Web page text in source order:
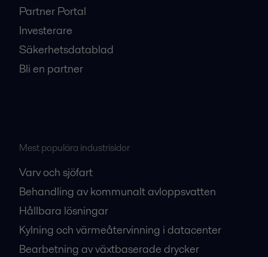
Partner Portal
Investerare
Säkerhetsdatablad
Bli en partner
Mest populära industrisidor
Varv och sjöfart
Behandling av kommunalt avloppsvatten
Hållbara lösningar
Kylning och värmeåtervinning i datacenter
Bearbetning av växtbaserade drycker